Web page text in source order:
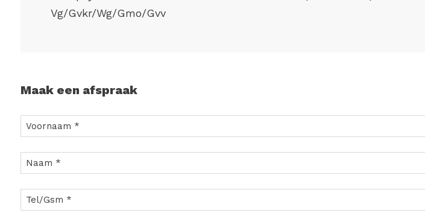
Vg/Gvkr/Wg/Gmo/Gvv
Maak een afspraak